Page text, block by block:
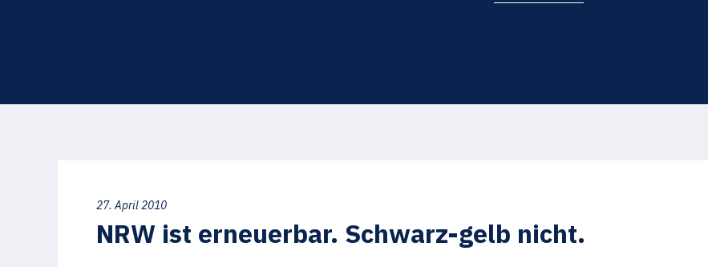
27. April 2010
NRW ist erneuerbar. Schwarz-gelb nicht.